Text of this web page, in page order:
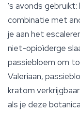
's avonds
combinatie met
je aan het
niet-opioïderge
passiebloem om
Valeriaan,
kratom
als je deze